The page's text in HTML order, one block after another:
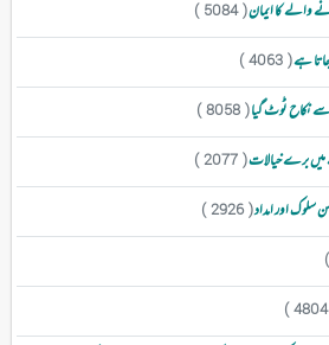
والے کا ایمان( 5084 )
ہے( 4063 )
سے نکاح ٹوٹ گیا( 8058 )
برے خیالات( 2077 )
اور امداد( 2926 )